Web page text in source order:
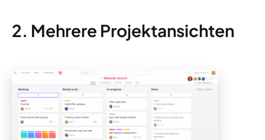
2. Mehrere Projektansichten